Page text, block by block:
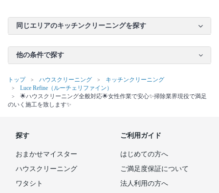
同じエリアのキッチンクリーニングを探す
他の条件で探す
トップ ハウスクリーニング
キッチンクリーニング
Luce Refine（ルーチェリファイン）
🌟ハウスクリーニング全般対応🌟女性作業で安心✨掃除業界現役で満足
のいく施工を致します✨
探す
おまかせマイスター
ハウスクリーニング
ワタシト
ご利用ガイド
はじめての方へ
ご満足度保証について
法人利用の方へ